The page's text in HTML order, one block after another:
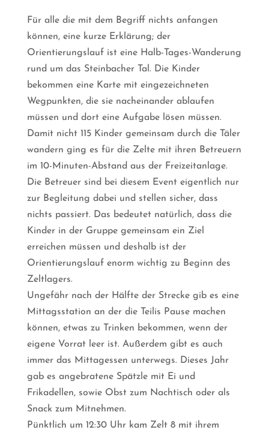
Für alle die mit dem Begriff nichts anfangen
können, eine kurze Erklärung; der
Orientierungslauf ist eine Halb-Tages-Wanderung
rund um das Steinbacher Tal. Die Kinder
bekommen eine Karte mit eingezeichneten
Wegpunkten, die sie nacheinander ablaufen
müssen und dort eine Aufgabe lösen müssen.
Damit nicht 115 Kinder gemeinsam durch die Täler
wandern ging es für die Zelte mit ihren Betreuern
im 10-Minuten-Abstand aus der Freizeitanlage.
Die Betreuer sind bei diesem Event eigentlich nur
zur Begleitung dabei und stellen sicher, dass
nichts passiert. Das bedeutet natürlich, dass die
Kinder in der Gruppe gemeinsam ein Ziel
erreichen müssen und deshalb ist der
Orientierungslauf enorm wichtig zu Beginn des
Zeltlagers.
Ungefähr nach der Hälfte der Strecke gib es eine
Mittagsstation an der die Teilis Pause machen
können, etwas zu Trinken bekommen, wenn der
eigene Vorrat leer ist. Außerdem gibt es auch
immer das Mittagessen unterwegs. Dieses Jahr
gab es angebratene Spätzle mit Ei und
Frikadellen, sowie Obst zum Nachtisch oder als
Snack zum Mitnehmen.
Pünktlich um 12:30 Uhr kam Zelt 8 mit ihrem